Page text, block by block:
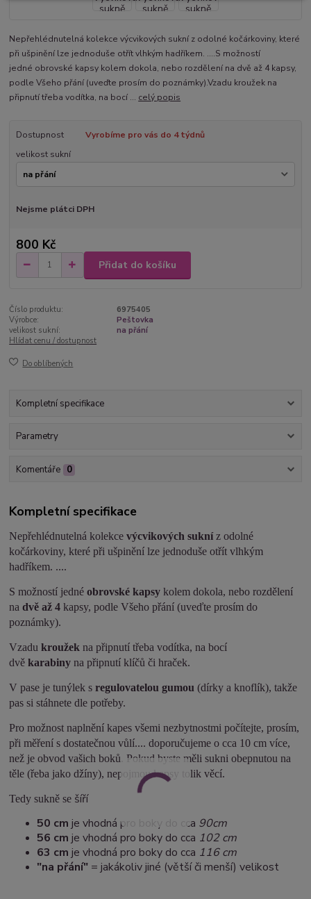
Nepřehlédnutelná kolekce výcvikových sukní z odolné kočárkoviny, které
při ušpinění lze jednoduše otřít vlhkým hadříkem. ....S možností
jedné obrovské kapsy kolem dokola, nebo rozdělení na dvě až 4 kapsy,
podle Všeho přání (uveďte prosím do poznámky).Vzadu kroužek na
připnutí třeba vodítka, na bocí ... celý popis
Dostupnost
Vyrobíme pro vás do 4 týdnů
velikost sukní
Nejsme plátci DPH
800 Kč
Přidat do košíku
Číslo produktu:
6975405
Výrobce:
Peštovka
velikost sukní:
na přání
Hlídat cenu / dostupnost
Do oblíbených
Kompletní specifikace
Parametry
Komentáře 0
Kompletní specifikace
Nepřehlédnutelná kolekcevýcvikových sukníz odolné
kočárkoviny, které při ušpinění lze jednoduše otřít vlhkým
hadříkem. ....
S možností jednéobrovské kapsy kolem dokola, nebo rozdělení
nadvě až 4 kapsy, podle Všeho přání (uveďte prosím do
poznámky).
Vzadukroužek na připnutí třeba vodítka, na bocí
dvěkarabiny na připnutí klíčů či hraček.
V pase je tunýlek sregulovatelou gumou (dírky a knoflík), takže
pas si stáhnete dle potřeby.
Pro možnost naplnění kapes všemi nezbytnostmi počítejte, prosím,
při měření s dostatečnou vůlí.... doporučujeme o cca 10 cm více,
než je obvod vašich boků. Pokud byste měli sukni obepnutou na
těle (řeba jako džíny), nepojmou kapsy tolik věcí.
Tedy sukně se šíří
50 cm je vhodná pro boky do cca 90cm
56 cm je vhodná pro boky do cca 102 cm
63 cm je vhodná pro boky do cca 116 cm
"na přání" = jakákoliv jiné (větší či menší) velikost